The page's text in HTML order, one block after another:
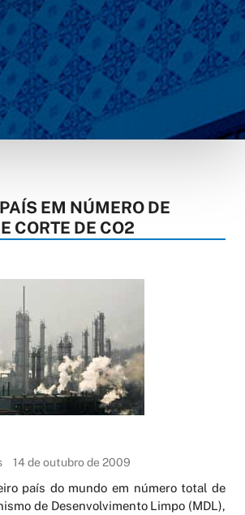
EM NÚMERO DE
CORTE DE CO2
14 de outubro de 2009
país do mundo em número total de
de Desenvolvimento Limpo (MDL),